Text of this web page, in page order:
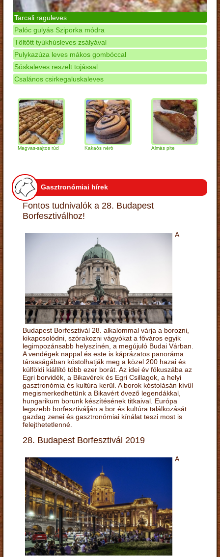
Tarcali raguleves
Palóc gulyás Sziporka módra
Töltött tyúkhúsleves zsályával
Pulykazúza leves mákos gombóccal
Sóskaleves reszelt tojással
Csalános csirkegaluskaleves
Magvas-sajtos rúd Kakaós néró Almás pite
Gasztronómiai hírek
Fontos tudnivalók a 28. Budapest
Borfesztiválhoz!
A
Budapest Borfesztivál 28. alkalommal várja a borozni,
kikapcsolódni, szórakozni vágyókat a főváros egyik
legimpozánsabb helyszínén, a megújuló Budai Várban.
A vendégek nappal és este is káprázatos panoráma
társaságában kóstolhatják meg a közel 200 hazai és
külföldi kiállító több ezer borát. Az idei év fókuszába az
Egri borvidék, a Bikavérek és Egri Csillagok, a helyi
gasztronómia és kultúra kerül. A borok kóstolásán kívül
megismerkedhetünk a Bikavért övező legendákkal,
hungarikum borunk készítésének titkaival. Európa
legszebb borfesztiválján a bor és kultúra találkozását
gazdag zenei és gasztronómiai kínálat teszi most is
felejthetetlenné.
28. Budapest Borfesztivál 2019
A